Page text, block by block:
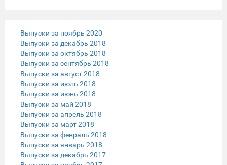
Выпуски за ноябрь 2020
Выпуски за декабрь 2018
Выпуски за октябрь 2018
Выпуски за сентябрь 2018
Выпуски за август 2018
Выпуски за июль 2018
Выпуски за июнь 2018
Выпуски за май 2018
Выпуски за апрель 2018
Выпуски за март 2018
Выпуски за февраль 2018
Выпуски за январь 2018
Выпуски за декабрь 2017